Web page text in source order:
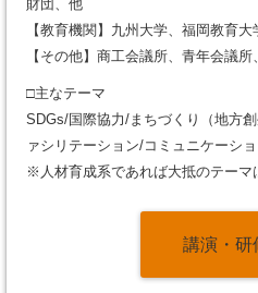
財団、他
【教育機関】九州大学、福岡教育大
【その他】商工会議所、青年会議
□主なテーマ
SDGs/国際協力/まちづくり（地方
ァシリテーション/コミュニケーシ
※人材育成系であれば大抵のテーマ
講演・研